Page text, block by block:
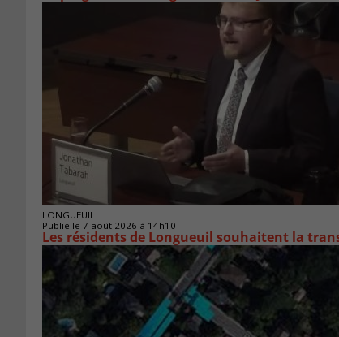
LONGUEUIL
Publié le 7 août 2026 à 14h10
Les résidents de Longueuil souhaitent la